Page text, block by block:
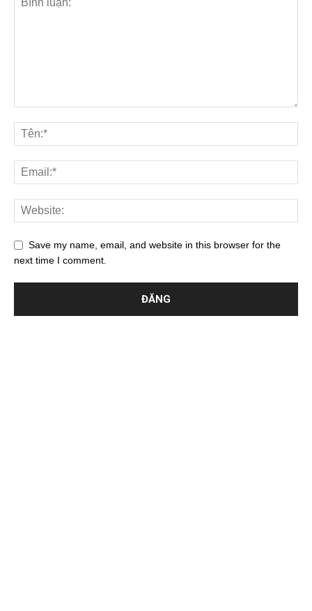
Save my name, email, and website in this browser for the
next time I comment.